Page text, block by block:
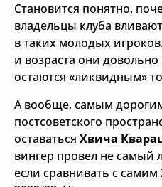
Становится понятно,
владельцы клуба
в таких молодых
и возраста они
остаются «ликвидным»
А вообще, самым
постсоветского
оставаться Хвича
вингер провел не самый
если сравнивать с